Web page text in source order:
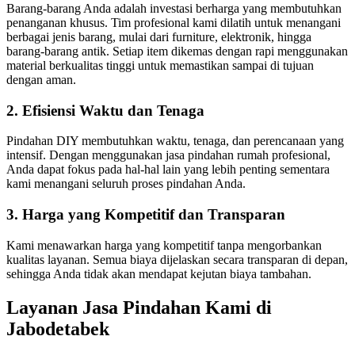
Barang-barang Anda adalah investasi berharga yang membutuhkan
penanganan khusus. Tim profesional kami dilatih untuk menangani
berbagai jenis barang, mulai dari furniture, elektronik, hingga
barang-barang antik. Setiap item dikemas dengan rapi menggunakan
material berkualitas tinggi untuk memastikan sampai di tujuan
dengan aman.
2. Efisiensi Waktu dan Tenaga
Pindahan DIY membutuhkan waktu, tenaga, dan perencanaan yang
intensif. Dengan menggunakan jasa pindahan rumah profesional,
Anda dapat fokus pada hal-hal lain yang lebih penting sementara
kami menangani seluruh proses pindahan Anda.
3. Harga yang Kompetitif dan Transparan
Kami menawarkan harga yang kompetitif tanpa mengorbankan
kualitas layanan. Semua biaya dijelaskan secara transparan di depan,
sehingga Anda tidak akan mendapat kejutan biaya tambahan.
Layanan Jasa Pindahan Kami di
Jabodetabek